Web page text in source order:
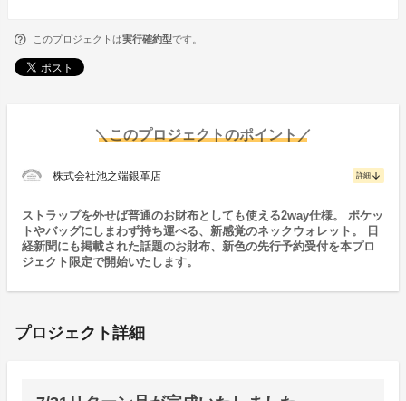
このプロジェクトは実行確約型です。
＼このプロジェクトのポイント／
株式会社池之端銀革店 詳細 arrow_downward
ストラップを外せば普通のお財布としても使える2way仕様。 ポケッ
トやバッグにしまわず持ち運べる、新感覚のネックウォレット。 日
経新聞にも掲載された話題のお財布、新色の先行予約受付を本プロ
ジェクト限定で開始いたします。
プロジェクト詳細